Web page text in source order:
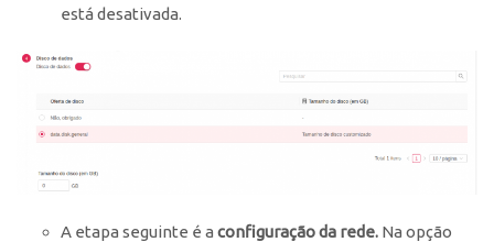
está desativada.
A etapa seguinte é a configuração da rede. Na opção